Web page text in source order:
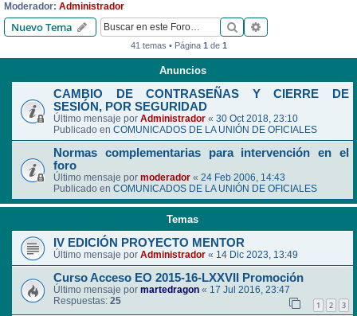
Moderador: Administrador
Nuevo Tema Buscar
41 temas • Página 1de 1
Anuncios
CAMBIO DE CONTRASEÑAS Y CIERRE DE
SESIÓN, POR SEGURIDAD
Último mensaje por Administrador « 30 Oct 2018, 23:10
Publicado en COMUNICADOS DE LA UNIÓN DE OFICIALES
Normas complementarias para intervención en el
foro
Último mensaje por moderador « 24 Feb 2006, 14:43
Publicado en COMUNICADOS DE LA UNIÓN DE OFICIALES
Temas
IV EDICIÓN PROYECTO MENTOR
Último mensaje por Administrador « 14 Dic 2023, 13:49
Curso Acceso EO 2015-16-LXXVII Promoción
Último mensaje por martedragon « 17 Jul 2016, 23:47
Respuestas: 25 1 2 3